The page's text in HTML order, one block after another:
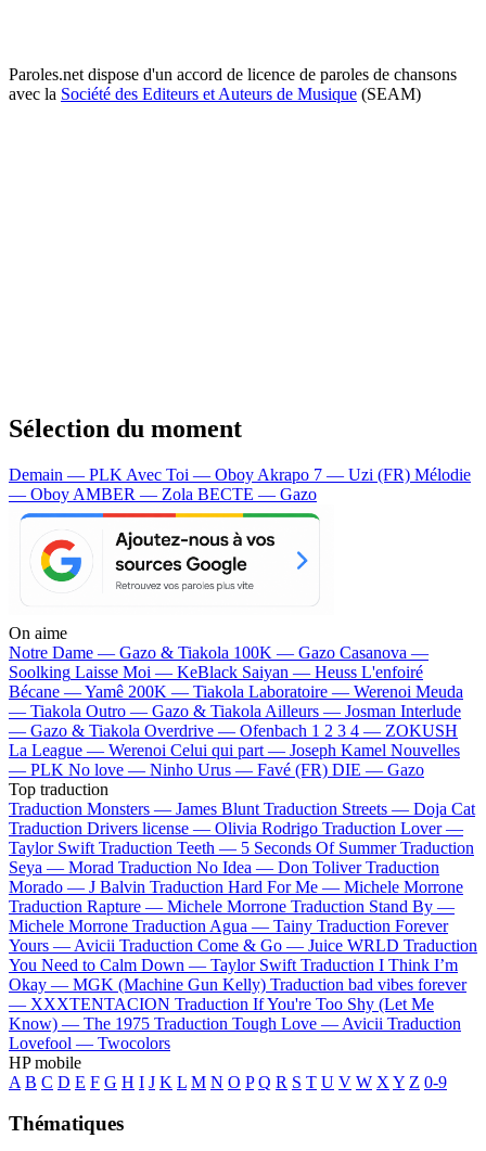
Paroles.net dispose d'un accord de licence de paroles de chansons
avec la Société des Editeurs et Auteurs de Musique (SEAM)
Sélection du moment
Demain — PLK Avec Toi — Oboy Akrapo 7 — Uzi (FR) Mélodie
— Oboy AMBER — Zola BECTE — Gazo
On aime
Notre Dame — Gazo & Tiakola 100K — Gazo Casanova —
Soolking Laisse Moi — KeBlack Saiyan — Heuss L'enfoiré
Bécane —Yamê 200K — Tiakola Laboratoire — Werenoi Meuda
— Tiakola Outro — Gazo & Tiakola Ailleurs — Josman Interlude
— Gazo & Tiakola Overdrive — Ofenbach 1 2 3 4 — ZOKUSH
La League — Werenoi Celui qui part — Joseph Kamel Nouvelles
— PLK No love — Ninho Urus — Favé (FR) DIE — Gazo
Top traduction
Traduction Monsters — James Blunt Traduction Streets — Doja Cat
Traduction Drivers license — Olivia Rodrigo Traduction Lover —
Taylor Swift Traduction Teeth — 5 Seconds Of Summer Traduction
Seya — Morad Traduction No Idea — Don Toliver Traduction
Morado — J Balvin Traduction Hard For Me — Michele Morrone
Traduction Rapture — Michele Morrone Traduction Stand By —
Michele Morrone Traduction Agua — Tainy Traduction Forever
Yours — Avicii Traduction Come & Go — Juice WRLD Traduction
You Need to Calm Down — Taylor Swift Traduction I Think I’m
Okay — MGK (Machine Gun Kelly) Traduction bad vibes forever
— XXXTENTACION Traduction If You're Too Shy (Let Me
Know) — The 1975 Traduction Tough Love — Avicii Traduction
Lovefool — Twocolors
HP mobile
A B C D E F G H I J K L M N O P Q R S T U V W X Y Z 0-9
Thématiques